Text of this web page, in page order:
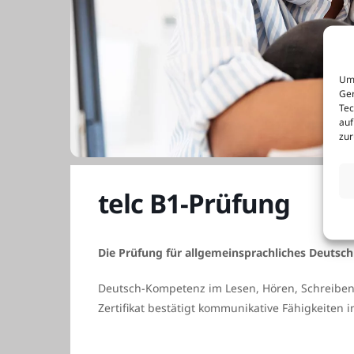
telc B1-Prüfung
Die Prüfung für allgemeinsprachliches Deutsch
Deutsch-Kompetenz im Lesen, Hören,
Zertifikat bestätigt kommunikative Fähigkeiten